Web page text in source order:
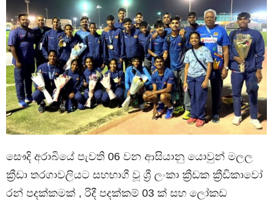
සෞදි අරාබියේ පැවති 06 වන ආසියානු යොවුන් මලල
ක්‍රීඩා තරගාවලියට සහභාගී වූ ශ්‍රී ලංකා ක්‍රීඩක ක්‍රීඩිකාවෝ
රන් පදක්කමක් , රිදී පදක්කම් 03 ක් සහ ලෝකඩ